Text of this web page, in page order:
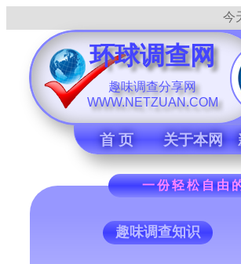
今
环球调查网
趣味调查分享网
WWW.NETZUAN.COM
首 页 关于本网
一份轻松自由
趣味调查知识